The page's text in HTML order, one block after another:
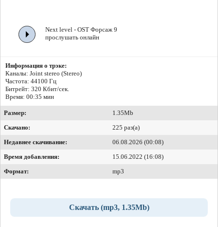
Next level - OST Форсаж 9
прослушать онлайн
Информация о трэке:
Каналы: Joint stereo (Stereo)
Частота: 44100 Гц
Битрейт: 320 Кбит/сек.
Время: 00:35 мин
Размер:
1.35Mb
Скачано:
225 раз(а)
Недавнее скачивание:
06.08.2026 (00:08)
Время добавления:
15.06.2022 (16:08)
Формат:
mp3
Скачать (mp3, 1.35Mb)